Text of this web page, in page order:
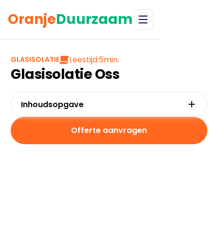
OranjeDuurzaam
GLASISOLATIE Leestijd:5min.
Glasisolatie Oss
Inhoudsopgave
Waarom kiezen voor glasisolatie in Oss?
Kosten en besparingen
Subsidies in Oss
Offerte aanvragen